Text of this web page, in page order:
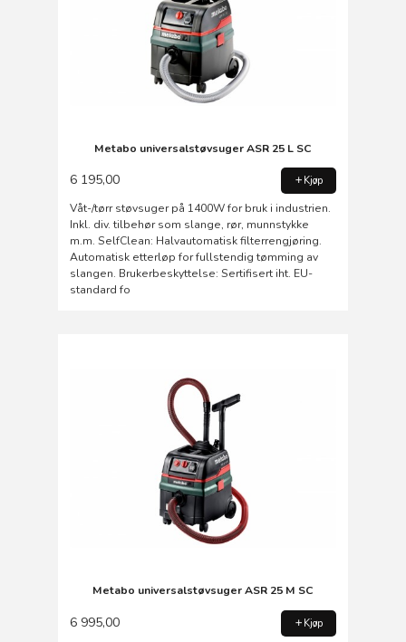
Metabo universalstøvsuger ASR 25 L SC
6 195,00 Kjøp
Våt-/tørr støvsuger på 1400W for bruk i industrien.
Inkl. div. tilbehør som slange, rør, munnstykke
m.m. SelfClean: Halvautomatisk filterrengjøring.
Automatisk etterløp for fullstendig tømming av
slangen. Brukerbeskyttelse: Sertifisert iht. EU-
standard fo
Metabo universalstøvsuger ASR 25 M SC
6 995,00 Kjøp